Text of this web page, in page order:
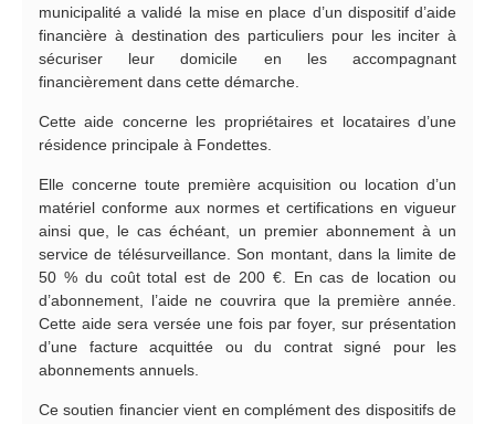
municipalité a validé la mise en place d’un dispositif d’aide
financière à destination des particuliers pour les inciter à
sécuriser leur domicile en les accompagnant
financièrement dans cette démarche.
Cette aide concerne les propriétaires et locataires d’une
résidence principale à Fondettes.
Elle concerne toute première acquisition ou location d’un
matériel conforme aux normes et certifications en vigueur
ainsi que, le cas échéant, un premier abonnement à un
service de télésurveillance. Son montant, dans la limite de
50 % du coût total est de 200 €. En cas de location ou
d’abonnement, l’aide ne couvrira que la première année.
Cette aide sera versée une fois par foyer, sur présentation
d’une facture acquittée ou du contrat signé pour les
abonnements annuels.
Ce soutien financier vient en complément des dispositifs de